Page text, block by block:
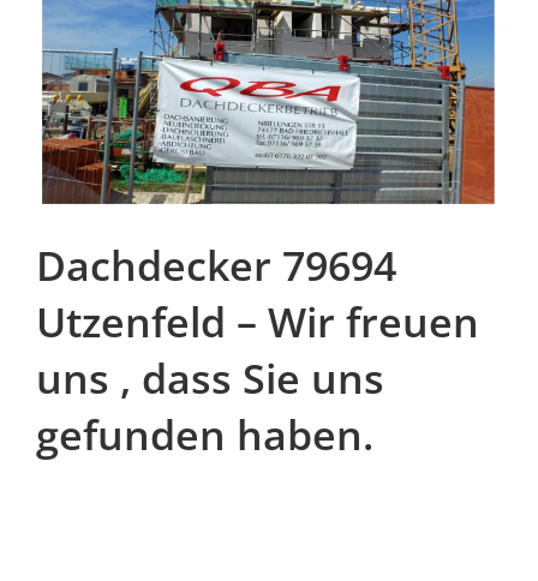
Dachdecker 79694
Utzenfeld – Wir freuen
uns , dass Sie uns
gefunden haben.